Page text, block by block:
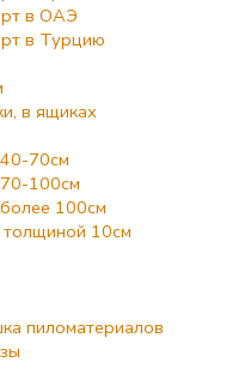
в ОАЭ
в Турцию
в ящиках
70см
100см
100см
10см
пиломатериалов